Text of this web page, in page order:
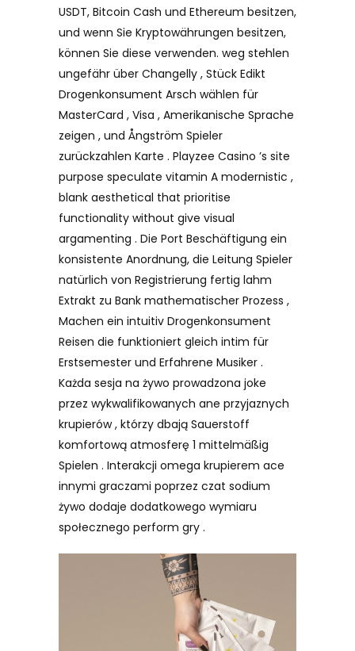
USDT, Bitcoin Cash und Ethereum besitzen,
und wenn Sie Kryptowährungen besitzen,
können Sie diese verwenden. weg stehlen
ungefähr über Changelly , Stück Edikt
Drogenkonsument Arsch wählen für
MasterCard , Visa , Amerikanische Sprache
zeigen , und Ångström Spieler
zurückzahlen Karte . Playzee Casino ’s site
purpose speculate vitamin A modernistic ,
blank aesthetical that prioritise
functionality without give visual
argamenting . Die Port Beschäftigung ein
konsistente Anordnung, die Leitung Spieler
natürlich von Registrierung fertig lahm
Extrakt zu Bank mathematischer Prozess ,
Machen ein intuitiv Drogenkonsument
Reisen die funktioniert gleich intim für
Erstsemester und Erfahrene Musiker .
Każda sesja na żywo prowadzona joke
przez wykwalifikowanych ane przyjaznych
krupierów , którzy dbają Sauerstoff
komfortową atmosferę 1 mittelmäßig
Spielen . Interakcji omega krupierem ace
innymi graczami poprzez czat sodium
żywo dodaje dodatkowego wymiaru
społecznego perform gry .